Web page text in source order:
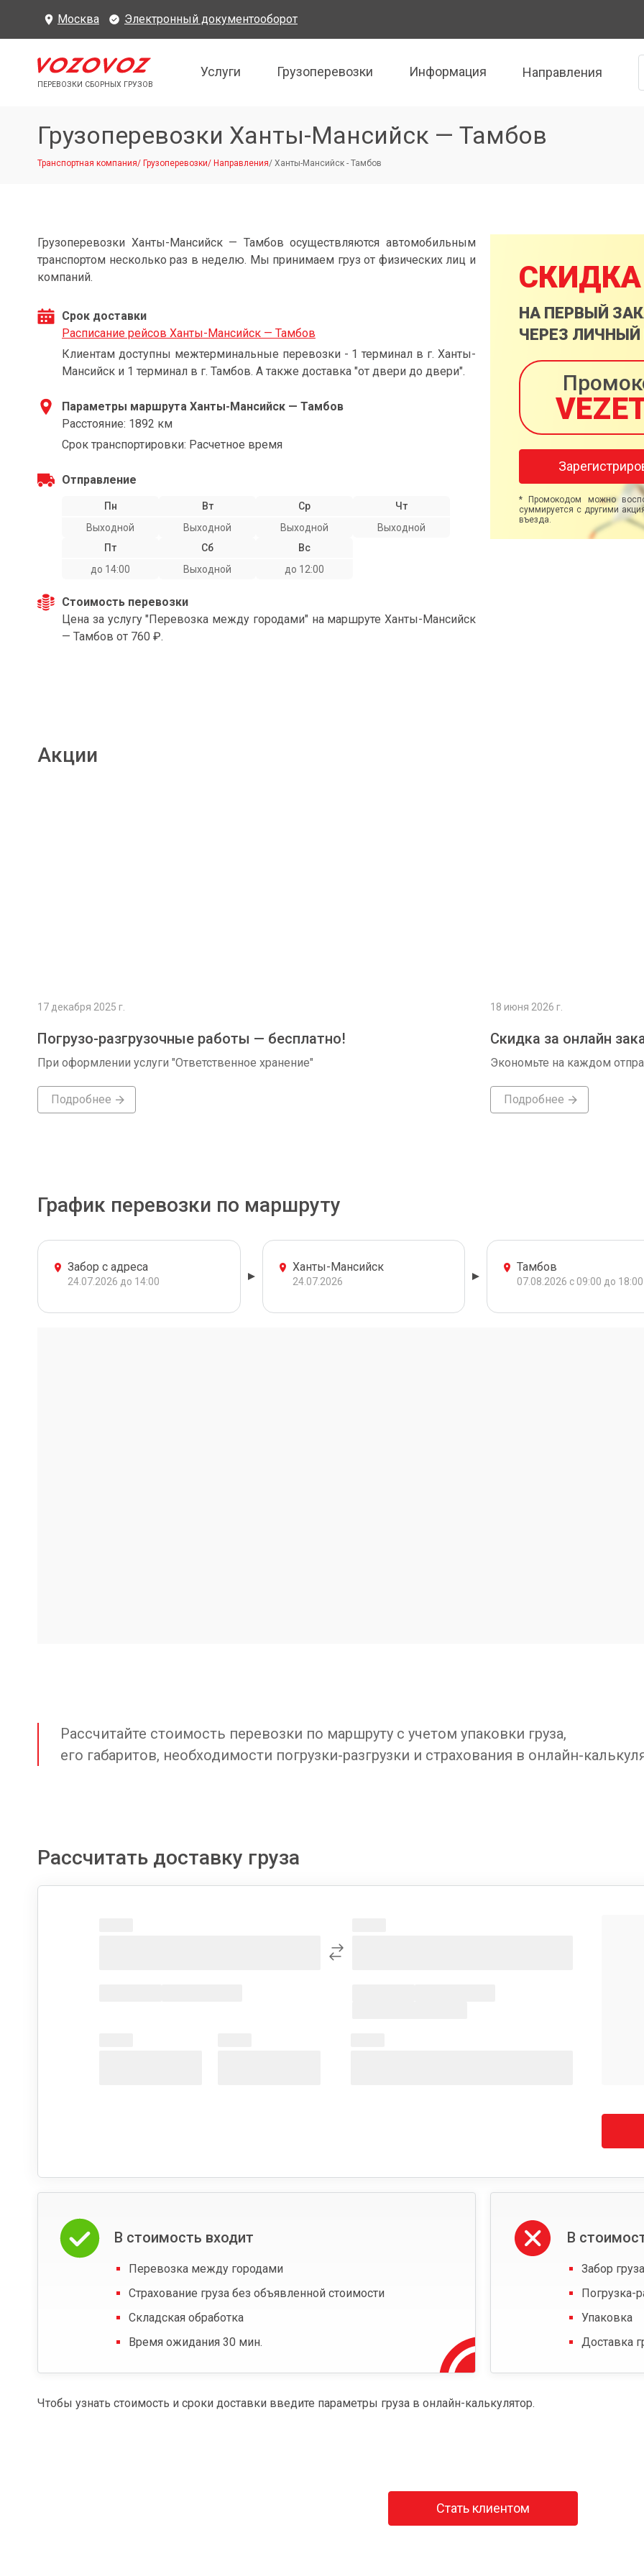
Москва Электронный документооборот
ПЕРЕВОЗКИ СБОРНЫХ ГРУЗОВ
Услуги Грузоперевозки Информация Направления
Грузоперевозки Ханты-Мансийск — Тамбов
Транспортная компания/ Грузоперевозки/ Направления/ Ханты-Мансийск - Тамбов
Грузоперевозки Ханты-Мансийск — Тамбов осуществляются автомобильным
транспортом несколько раз в неделю. Мы принимаем груз от физических лиц и
компаний.
Срок доставки
Расписание рейсов Ханты-Мансийск — Тамбов
Клиентам доступны межтерминальные перевозки - 1 терминал в г. Ханты-
Мансийск и 1 терминал в г. Тамбов. А также доставка "от двери до двери".
Параметры маршрута Ханты-Мансийск — Тамбов
Расстояние: 1892 км
Срок транспортировки: Расчетное время
Отправление
Пн
Выходной
Вт
Выходной
Ср
Выходной
Чт
Выходной
Пт
до 14:00
Сб
Выходной
Вс
до 12:00
Стоимость перевозки
Цена за услугу "Перевозка между городами" на маршруте Ханты-Мансийск
— Тамбов от 760 ₽.
СКИДКА
НА ПЕРВЫЙ
ЧЕРЕЗ ЛИЧНЫЙ
* Промокодом можно
суммируется с другими
въезда.
Акции
17 декабря 2025 г.
Погрузо-разгрузочные работы — бесплатно!
При оформлении услуги "Ответственное хранение"
Подробнее
18 июня 2026 г.
Скидка за онлайн
Экономьте на каждом
Подробнее
График перевозки по маршруту
Забор с адреса
24.07.2026 до 14:00
Ханты-Мансийск
24.07.2026
Тамбов
07.08.2026 с 09:00 до 18:00
Рассчитайте стоимость перевозки по маршруту с учетом упаковки груза,
его габаритов, необходимости погрузки-разгрузки и страхования в онлайн-
Рассчитать доставку груза
В стоимость входит
Перевозка между городами
Страхование груза без объявленной стоимости
Складская обработка
Время ожидания 30 мин.
В
Забор
Погрузка-
Упаковка
Доставка
Чтобы узнать стоимость и сроки доставки введите параметры груза в онлайн-калькулятор.
Стать клиентом